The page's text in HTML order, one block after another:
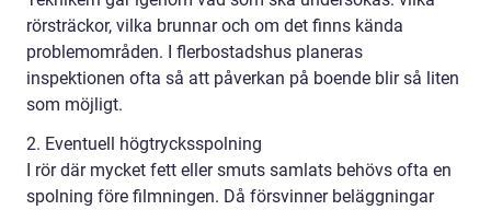
rörsträckor, vilka brunnar och om det finns kända
problemområden. I flerbostadshus planeras
inspektionen ofta så att påverkan på boende blir så liten
som möjligt.
2. Eventuell högtrycksspolning
I rör där mycket fett eller smuts samlats behövs ofta en
spolning före filmningen. Då försvinner beläggningar